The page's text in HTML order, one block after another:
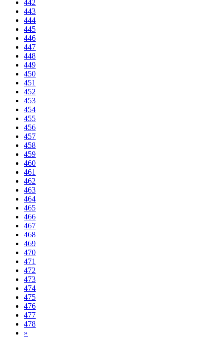
442
443
444
445
446
447
448
449
450
451
452
453
454
455
456
457
458
459
460
461
462
463
464
465
466
467
468
469
470
471
472
473
474
475
476
477
478
»